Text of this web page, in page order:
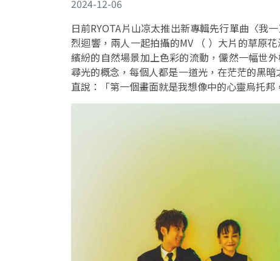
2024-12-06
日前RYOTA片山凉太推出新專輯先行單曲〈我
烈迴響，兩人一起拍攝的MV （ ）大片的草原
繽紛的自然場景加上色彩的流動，儼然一幅世
尋光的概念，每個人都是一道光，在茫茫的黑
直說：「第一個畫面就是我想像中的心靈烏托邦